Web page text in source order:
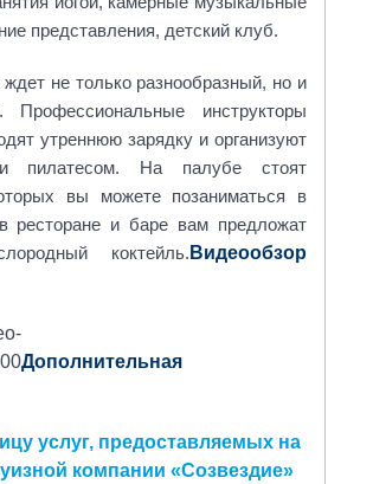
представления, детский клуб.
не только разнообразный, но и
Профессиональные инструкторы
утреннюю зарядку и организуют
пилатесом. На палубе стоят
вы можете позаниматься в
ресторане и баре вам предложат
коктейль. Видеообзор
Дополнительная
услуг, предоставляемых на
компании «Созвездие»